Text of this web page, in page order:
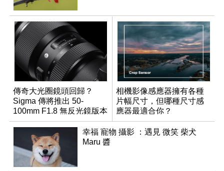
傳奇大光圈鏡頭回歸？
Sigma 傳將推出 50-
100mm F1.8 無反光鏡版本
相機影像感應器擁有各種
片幅尺寸，但哪種尺寸感
應器最適合你？
幸福 寵物 攝影 ：遇見 微笑 柴犬
Maru 醬